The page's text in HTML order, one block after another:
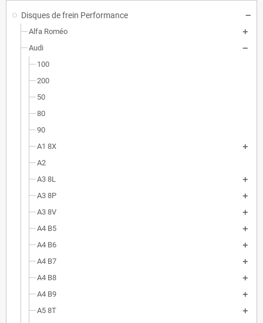
Disques de frein Performance
Alfa Roméo
Audi
100
200
50
80
90
A1 8X
A2
A3 8L
A3 8P
A3 8V
A4 B5
A4 B6
A4 B7
A4 B8
A4 B9
A5 8T